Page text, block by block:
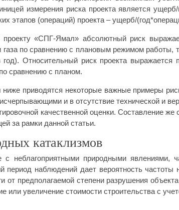
измерения риска проекта является
этапов (операций) проекта – ущерб/
проекту «СПГ-Ямал» абсолютный риск
газа по сравнению с плановым режимом работы,
Относительный риск проекта выражается
сравнению с планом.
приводятся некоторые важные примеры
и в отсутствие технической и
качественной оценки. Составление
за рамки данной статьи.
катаклизмов
с неблагоприятными природными явлениями,
период наблюдений дает вероятность частоты
от предполагаемой степени разрушения
или увеличение стоимости строительства с